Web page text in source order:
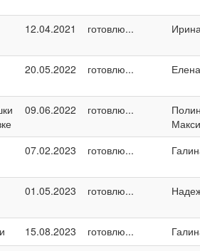
12.04.2021 готовлю...
20.05.2022 готовлю...
09.06.2022 готовлю...
07.02.2023 готовлю...
01.05.2023 готовлю...
15.08.2023 готовлю...